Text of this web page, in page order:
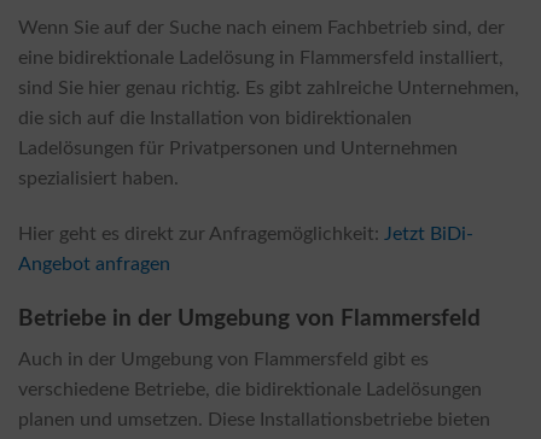
Wenn Sie auf der Suche nach einem Fachbetrieb sind, der
eine bidirektionale Ladelösung in Flammersfeld installiert,
sind Sie hier genau richtig. Es gibt zahlreiche Unternehmen,
die sich auf die Installation von bidirektionalen
Ladelösungen für Privatpersonen und Unternehmen
spezialisiert haben.
Hier geht es direkt zur Anfragemöglichkeit: Jetzt BiDi-
Angebot anfragen
Betriebe in der Umgebung von Flammersfeld
Auch in der Umgebung von Flammersfeld gibt es
verschiedene Betriebe, die bidirektionale Ladelösungen
planen und umsetzen. Diese Installationsbetriebe bieten